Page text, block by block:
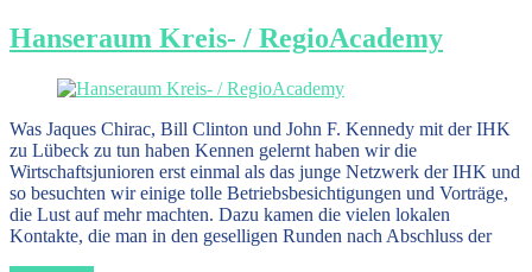
Hanseraum Kreis- / RegioAcademy
Was Jaques Chirac, Bill Clinton und John F. Kennedy mit der IHK
zu Lübeck zu tun haben Kennen gelernt haben wir die
Wirtschaftsjunioren erst einmal als das junge Netzwerk der IHK und
so besuchten wir einige tolle Betriebsbesichtigungen und Vorträge,
die Lust auf mehr machten. Dazu kamen die vielen lokalen
Kontakte, die man in den geselligen Runden nach Abschluss der